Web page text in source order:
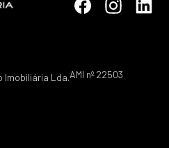
Imobiliária Lda.AMI nº 22503